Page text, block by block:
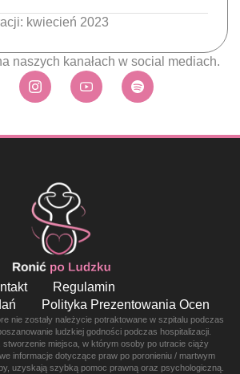
kwiecień 2023
naszych kanałach w social mediach.
Regulamin
Polityka Prezentowania Ocen
nie zostały należycie potraktowane w szpitalu podczas
ludzkiej godności podczas hospitalizacji.
stworzenie miejsca, w którym osoby po utracie ciąży
informacje dotyczące praw po poronieniu / martwym
uzyskają szybką pomoc prawną oraz psychologiczną.